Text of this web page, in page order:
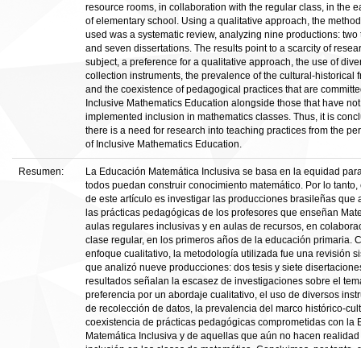
resource rooms, in collaboration with the regular class, in the
of elementary school. Using a qualitative approach, the
used was a systematic review, analyzing nine productions: two
and seven dissertations. The results point to a scarcity of
subject, a preference for a qualitative approach, the use of
collection instruments, the prevalence of the cultural-historical
and the coexistence of pedagogical practices that are
Inclusive Mathematics Education alongside those that have
implemented inclusion in mathematics classes. Thus, it is
there is a need for research into teaching practices from the
of Inclusive Mathematics Education.
Resumen:
La Educación Matemática Inclusiva se basa en la equidad
todos puedan construir conocimiento matemático. Por lo tanto,
de este artículo es investigar las producciones brasileñas que
las prácticas pedagógicas de los profesores que enseñan
aulas regulares inclusivas y en aulas de recursos, en
clase regular, en los primeros años de la educación primaria.
enfoque cualitativo, la metodología utilizada fue una revisión
que analizó nueve producciones: dos tesis y siete
resultados señalan la escasez de investigaciones sobre el
preferencia por un abordaje cualitativo, el uso de diversos
de recolección de datos, la prevalencia del marco histórico-
coexistencia de prácticas pedagógicas comprometidas con la
Matemática Inclusiva y de aquellas que aún no hacen